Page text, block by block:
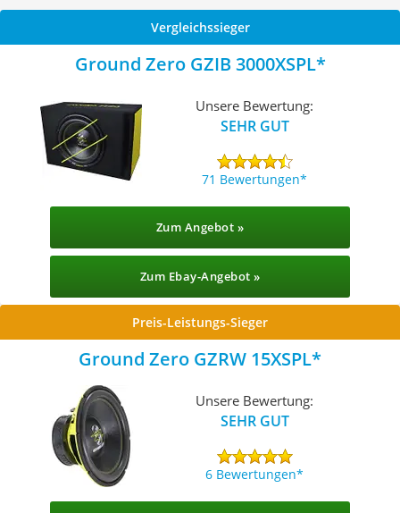
Vergleichssieger
Ground Zero GZIB 3000XSPL
Unsere Bewertung:
SEHR GUT
71 Bewertungen
Zum Angebot »
Zum Ebay-Angebot »
Preis-Leistungs-Sieger
Ground Zero GZRW 15XSPL
Unsere Bewertung:
SEHR GUT
6 Bewertungen